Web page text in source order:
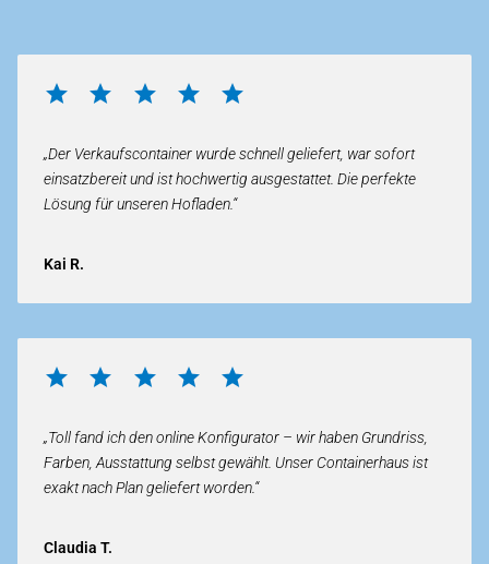
„Der Verkaufscontainer wurde schnell geliefert, war sofort
einsatzbereit und ist hochwertig ausgestattet. Die perfekte
Lösung für unseren Hofladen.“
Kai R.
„Toll fand ich den online Konfigurator – wir haben Grundriss,
Farben, Ausstattung selbst gewählt. Unser Containerhaus ist
exakt nach Plan geliefert worden.“
Claudia T.